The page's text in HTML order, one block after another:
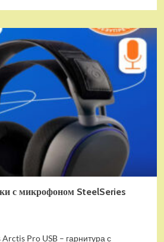
с микрофоном SteelSeries
Pro USB – гарнитура с